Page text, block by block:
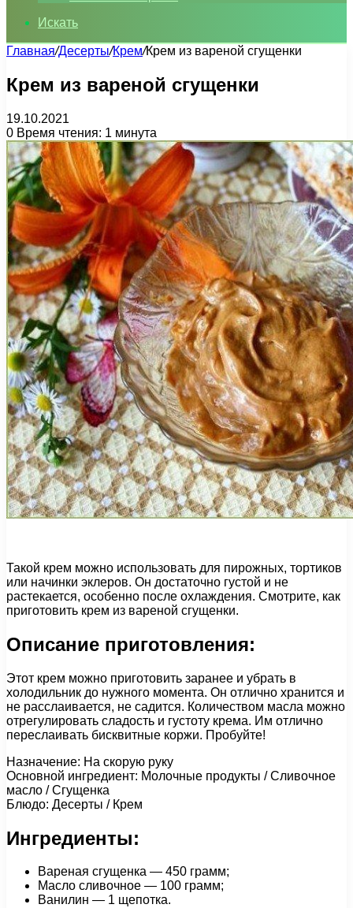
Искать
Главная/Десерты/Крем/Крем из вареной сгущенки
Крем из вареной сгущенки
19.10.2021
0 Время чтения: 1 минута
Такой крем можно использовать для пирожных, тортиков
или начинки эклеров. Он достаточно густой и не
растекается, особенно после охлаждения. Смотрите, как
приготовить крем из вареной сгущенки.
Описание приготовления:
Этот крем можно приготовить заранее и убрать в
холодильник до нужного момента. Он отлично хранится и
не расслаивается, не садится. Количеством масла можно
отрегулировать сладость и густоту крема. Им отлично
переслаивать бисквитные коржи. Пробуйте!
Назначение: На скорую руку
Основной ингредиент: Молочные продукты / Сливочное
масло / Сгущенка
Блюдо: Десерты / Крем
Ингредиенты:
Вареная сгущенка — 450 грамм;
Масло сливочное — 100 грамм;
Ванилин — 1 щепотка.